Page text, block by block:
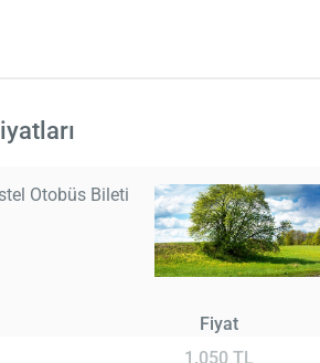
Otobüs Bileti
Fiyat
1.050 TL